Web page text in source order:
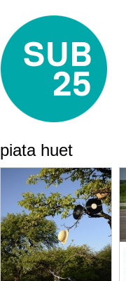
piata huet